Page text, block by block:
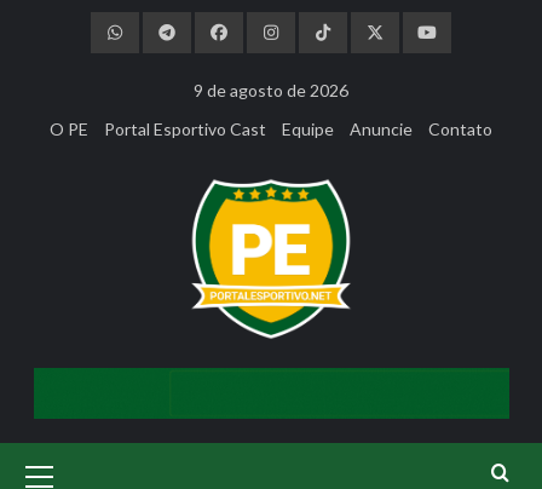
9 de agosto de 2026
O PE
Portal Esportivo Cast Equipe Anuncie Contato
Menu